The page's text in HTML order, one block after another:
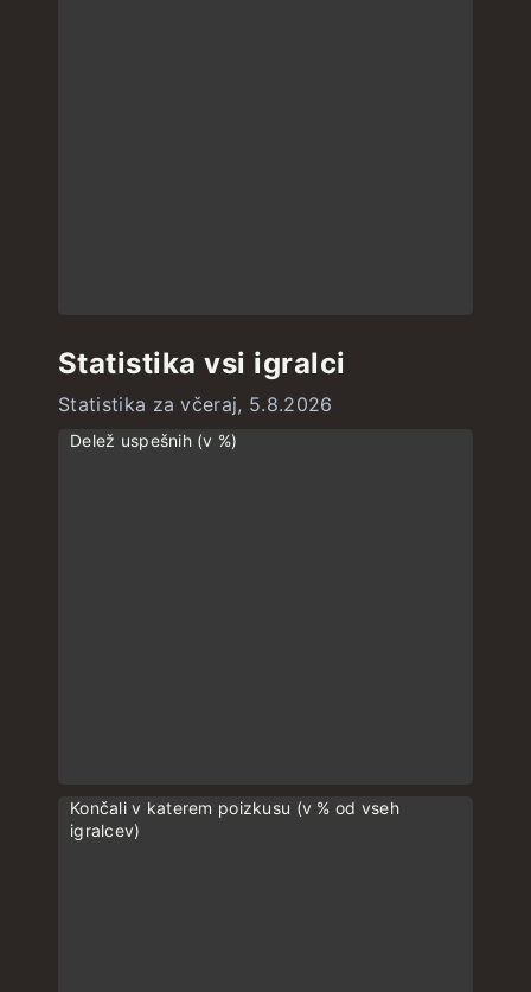
Statistika vsi igralci
Statistika za včeraj, 5.8.2026
Delež uspešnih (v %)
Končali v katerem poizkusu (v % od vseh
igralcev)